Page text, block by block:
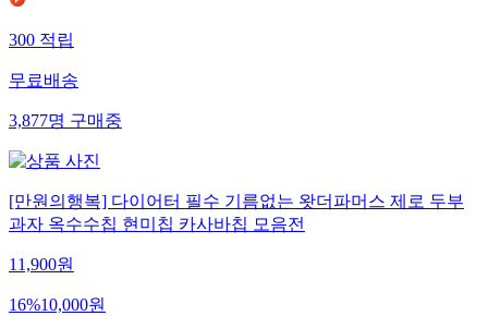
300 적립
무료배송
3,877명 구매중
[만원의행복] 다이어터 필수 기름없는 왓더파머스 제로 두부
과자 옥수수칩 현미칩 카사바칩 모음전
11,900원
16%10,000원